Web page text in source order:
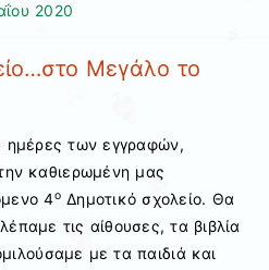
2020
Μεγάλο το
ημέρες των εγγραφών,
καθιερωμένη μας
4οΔημοτικό σχολείο. Θα
τις αίθουσες, τα βιβλία
με τα παιδιά και